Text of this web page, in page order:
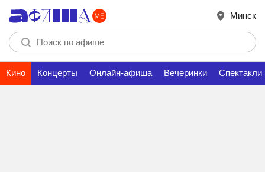
Минск
Кино Концерты Онлайн-афиша Вечеринки Спектакли